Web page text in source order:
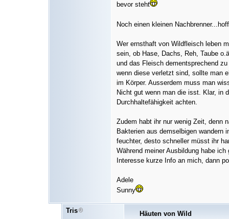
bevor steht
Noch einen kleinen
Wer ernsthaft von Wildfleisch leben
sein, ob Hase, Dachs, Reh, Taube
und das Fleisch dementsprechend
wenn diese verletzt sind, sollte man
im Körper. Ausserdem muss man
Nicht gut wenn man die isst. Klar, in
Durchhaltefähigkeit achten.
Zudem habt ihr nur wenig Zeit, denn
Bakterien aus demselbigen wandern
feuchter, desto schneller müsst ihr
Während meiner Ausbildung habe
Interesse kurze Info an mich, dann
Adele
Sunny
Tris
Häuten von Wild